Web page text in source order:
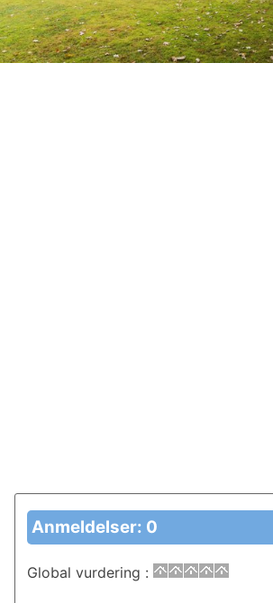
Anmeldelser: 0
Global vurdering :